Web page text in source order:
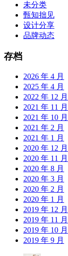
未分类
甄知拙见
设计分享
品牌动态
存档
2026 年 4 月
2025 年 4 月
2022 年 12 月
2021 年 11 月
2021 年 10 月
2021 年 2 月
2021 年 1 月
2020 年 12 月
2020 年 11 月
2020 年 8 月
2020 年 3 月
2020 年 2 月
2020 年 1 月
2019 年 12 月
2019 年 11 月
2019 年 10 月
2019 年 9 月